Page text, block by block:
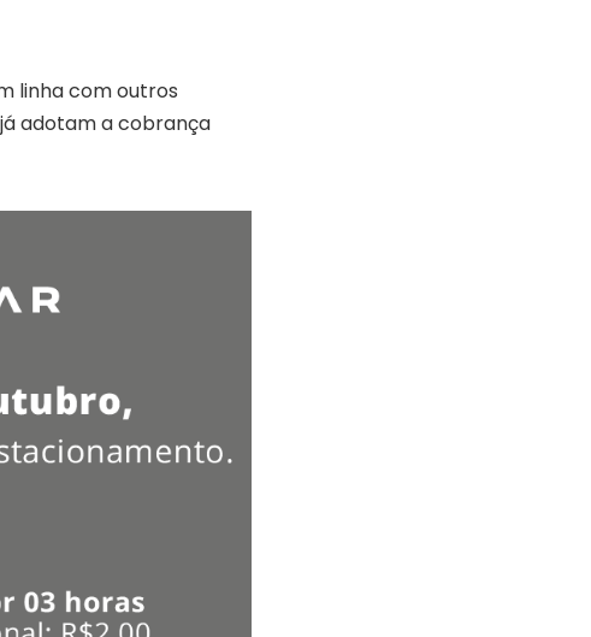
linha com outros
adotam a cobrança